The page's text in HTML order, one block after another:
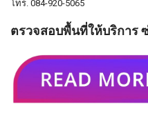
โทร. 084-920-5065
ตรวจสอบพื้นที่ให้บริการ